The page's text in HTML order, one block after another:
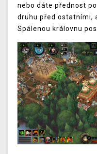
nebo dáte přednost
druhu před ostatními,
Spálenou královnu